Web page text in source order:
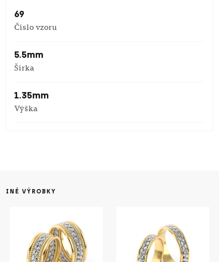
69
Číslo vzoru
5.5mm
Šírka
1.35mm
Výška
INÉ VÝROBKY